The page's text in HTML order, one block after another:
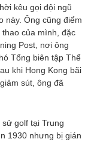
kêu gọi đội ngũ
này. Ông cũng điểm
của mình, đặc
Post, nơi ông
Tổng biên tập Thể
khi Hong Kong bãi
sút, ông đã
golf tại Trung
1930 nhưng bị gián